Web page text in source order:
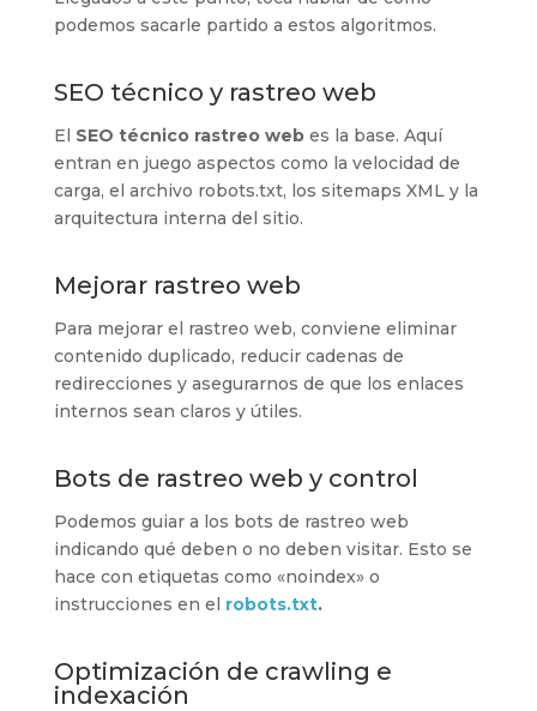
podemos sacarle partido a estos algoritmos.
SEO técnico y rastreo web
El SEO técnico rastreo webes la base. Aquí
entran en juego aspectos como la velocidad de
carga, el archivo robots.txt, los sitemaps XML y la
arquitectura interna del sitio.
Mejorar rastreo web
Para mejorar el rastreo web, conviene eliminar
contenido duplicado, reducir cadenas de
redirecciones y asegurarnos de que los enlaces
internos sean claros y útiles.
Bots de rastreo web y control
Podemos guiar a los bots de rastreo web
indicando qué deben o no deben visitar. Esto se
hace con etiquetas como «noindex» o
instrucciones en el robots.txt.
Optimización de crawling e
indexación